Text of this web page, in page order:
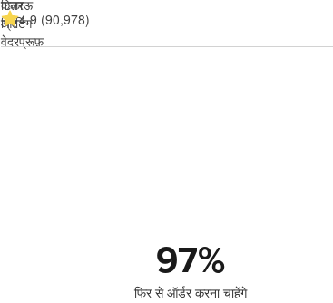
4.9 (90,978)
97%
फिर से ऑर्डर करना चाहेंगे